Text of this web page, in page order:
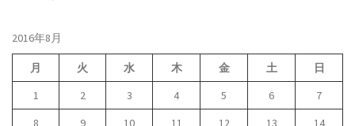
2016年8月
月 火 水 木 金 土 日
1 2 3 4 5 6
7
8
9 10 11 12 13
14